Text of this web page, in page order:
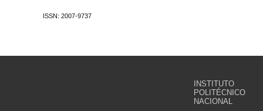
ISSN: 2007-9737
INSTITUTO
POLITÉCNICO
NACIONAL